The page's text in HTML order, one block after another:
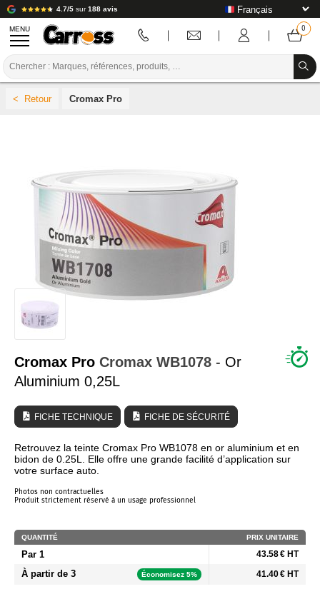
4.7/5 sur188 avis
MENU
CONSOMMABLE CARROSSERIE
OUTILLAGE CARROSSERIE
ÉQUIPEMENT ATELIER CARROSSERIE
INSTALLATION LABO
TUTORIEL & CONSEILS
Cromax Pro
Cromax Pro Cromax WB1078 - Or
Aluminium 0,25L
FICHE TECHNIQUE FICHE DE SÉCURITÉ
Retrouvez la teinte Cromax Pro WB1078 en or aluminium et en
bidon de 0.25L. Elle offre une grande facilité d’application sur
votre surface auto.
Photos non contractuelles
Produit strictement réservé à un usage professionnel
QUANTITÉ PRIX UNITAIRE
Par 1 43.58 € HT
À partir de 3 Économisez 5% 41.40 € HT